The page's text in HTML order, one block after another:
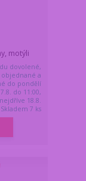
motýli
dovolené,
objednané a
do pondělí
do 11:00,
18.8.
7 ks